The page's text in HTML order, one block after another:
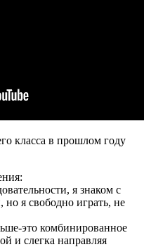
класса в прошлом году
я знаком с
я свободно играть, не
это комбинированное
и слегка направляя